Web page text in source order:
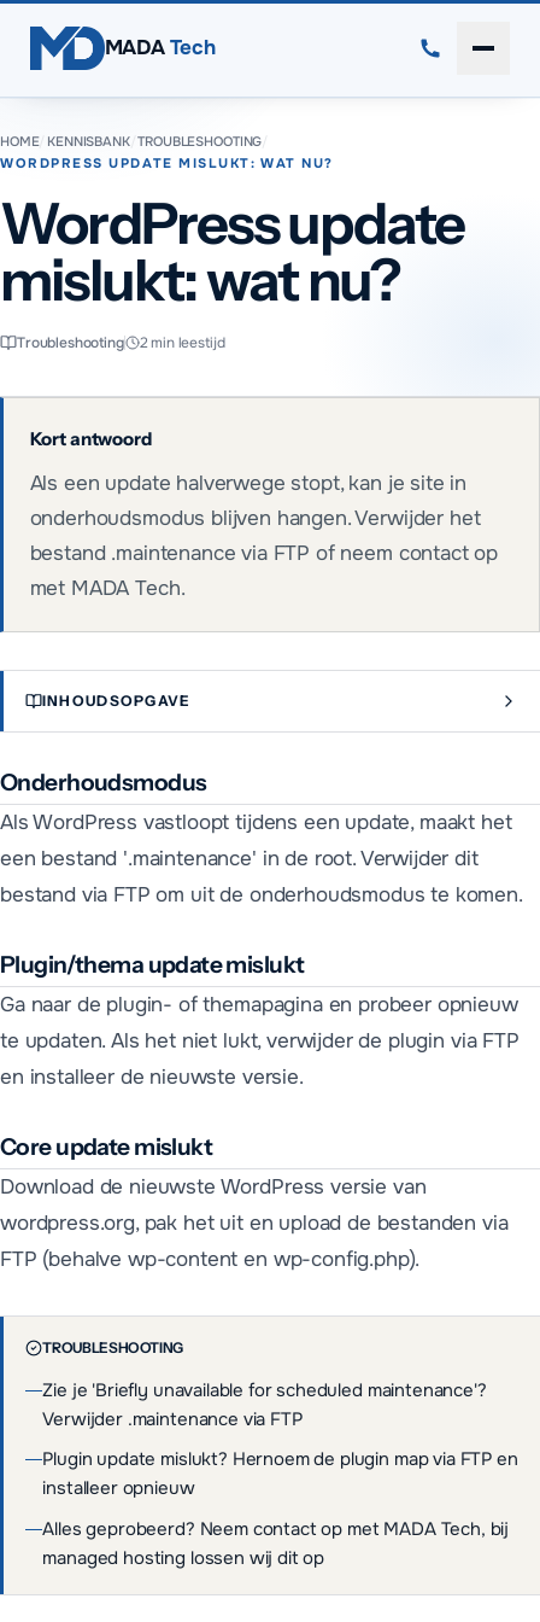
MADA Tech
HOME/ KENNISBANK/TROUBLESHOOTING/
WORDPRESS UPDATE MISLUKT: WAT NU?
WordPress update
mislukt: wat nu?
Troubleshooting 2min leestijd
Kort antwoord
Als een update halverwege stopt, kan je site in
onderhoudsmodus blijven hangen. Verwijder het
bestand .maintenance via FTP of neem contact op
met MADA Tech.
INHOUDSOPGAVE
Onderhoudsmodus
Als WordPress vastloopt tijdens een update, maakt het
een bestand '.maintenance' in de root. Verwijder dit
bestand via FTP om uit de onderhoudsmodus te komen.
Plugin/thema update mislukt
Ga naar de plugin- of themapagina en probeer opnieuw
te updaten. Als het niet lukt, verwijder de plugin via FTP
en installeer de nieuwste versie.
Core update mislukt
Download de nieuwste WordPress versie van
wordpress.org, pak het uit en upload de bestanden via
FTP (behalve wp-content en wp-config.php).
TROUBLESHOOTING
Zie je 'Briefly unavailable for scheduled maintenance'?
Verwijder .maintenance via FTP
Plugin update mislukt? Hernoem de plugin map via FTP en
installeer opnieuw
Alles geprobeerd? Neem contact op met MADA Tech, bij
managed hosting lossen wij dit op